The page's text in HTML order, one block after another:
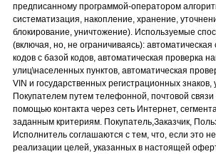
предписанному программой-оператором
систематизация, накопление, хранение,
блокирование, уничтожение). Используемые
(включая, но, не ограничиваясь): автоматическая
кодов с базой кодов, автоматическая проверка
улиц\населенных пунктов, автоматическая
VIN и государственных регистрационных
Покупателем путем телефонной, почтовой
помощью контакта через сеть Интернет,
заданным критериям. Покупатель,Заказчик,
Исполнитель соглашаются с тем, что, если это
реализации целей, указанных в настоящей